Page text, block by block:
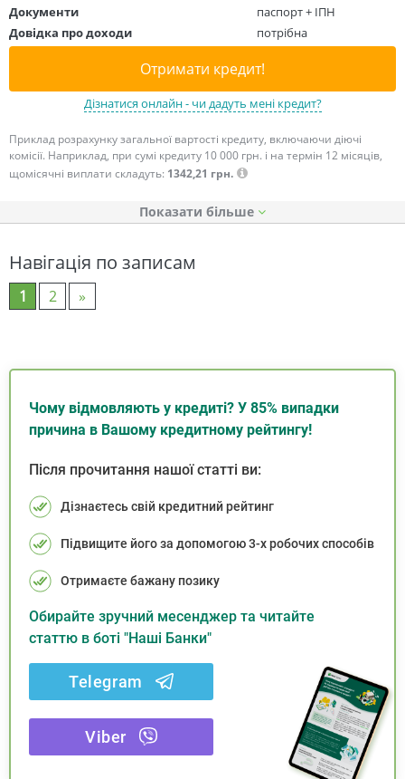
Документи
паспорт + ІПН
Довідка про доходи
потрібна
Отримати кредит!
Дізнатися онлайн - чи дадуть мені кредит?
Приклад розрахунку загальної вартості кредиту, включаючи діючі
комісії. Наприклад, при сумі кредиту 10 000 грн. і на термін 12 місяців,
щомісячні виплати складуть: 1342,21 грн.
Показати
Навігація по записам
1 2 »
Чому відмовляють у кредиті? У 85% випадки
причина в Вашому кредитному рейтингу!
Після прочитання нашої статті ви:
Дізнаєтесь свій кредитний рейтинг
Підвищите його за допомогою 3-х робочих способів
Отримаєте бажану позику
Обирайте зручний месенджер та читайте
статтю в боті "Наші Банки"
Telegram
Viber